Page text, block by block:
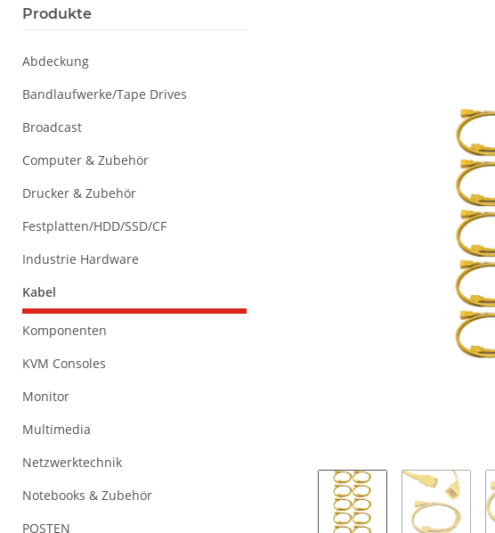
Produkte
Abdeckung
Bandlaufwerke/Tape Drives
Broadcast
Computer & Zubehör
Drucker & Zubehör
Festplatten/HDD/SSD/CF
Industrie Hardware
Kabel
Komponenten
KVM Consoles
Monitor
Multimedia
Netzwerktechnik
Notebooks & Zubehör
POSTEN